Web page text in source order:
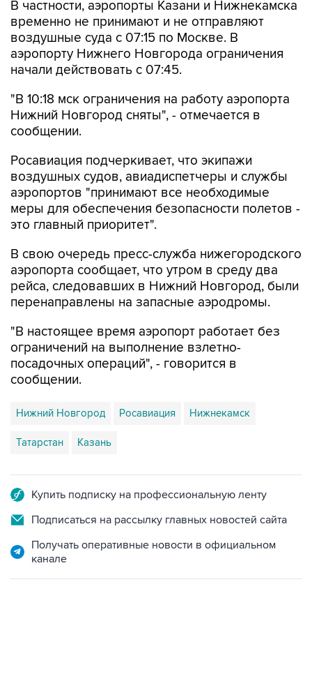
В частности, аэропорты Казани и Нижнекамска
временно не принимают и не отправляют
воздушные суда с 07:15 по Москве. В
аэропорту Нижнего Новгорода ограничения
начали действовать с 07:45.
"В 10:18 мск ограничения на работу аэропорта
Нижний Новгород сняты", - отмечается в
сообщении.
Росавиация подчеркивает, что экипажи
воздушных судов, авиадиспетчеры и службы
аэропортов "принимают все необходимые
меры для обеспечения безопасности полетов -
это главный приоритет".
В свою очередь пресс-служба нижегородского
аэропорта сообщает, что утром в среду два
рейса, следовавших в Нижний Новгород, были
перенаправлены на запасные аэродромы.
"В настоящее время аэропорт работает без
ограничений на выполнение взлетно-
посадочных операций", - говорится в
сообщении.
Нижний Новгород Росавиация Нижнекамск
Татарстан Казань
Купить подписку на профессиональную ленту
Подписаться на рассылку главных новостей сайта
Получать оперативные новости в официальном
канале